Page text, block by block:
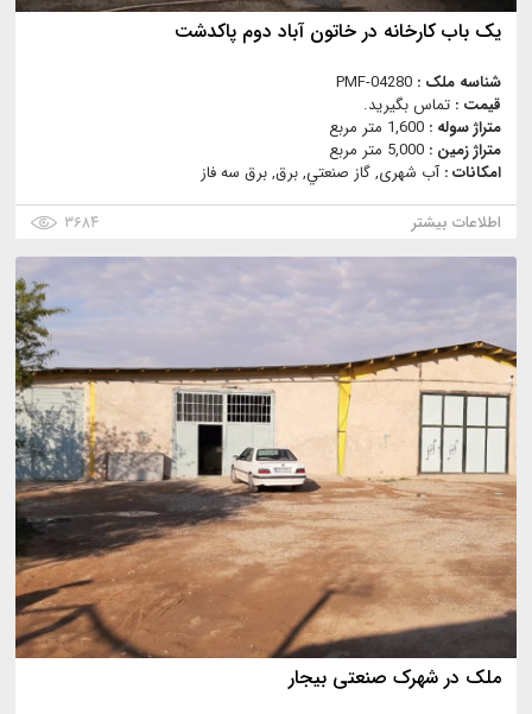
یک باب کارخانه در خاتون آباد دوم پاکدشت
شناسه ملک : PMF-04280
قیمت : تماس بگیرید.
متراژ سوله : 1,600 متر مربع
متراژ زمین : 5,000 متر مربع
امکانات :آب شهری, گاز صنعتي, برق, برق سه فاز
اطلاعات بیشتر
۳۶۸۴
ملک در شهرک صنعتی بیجار